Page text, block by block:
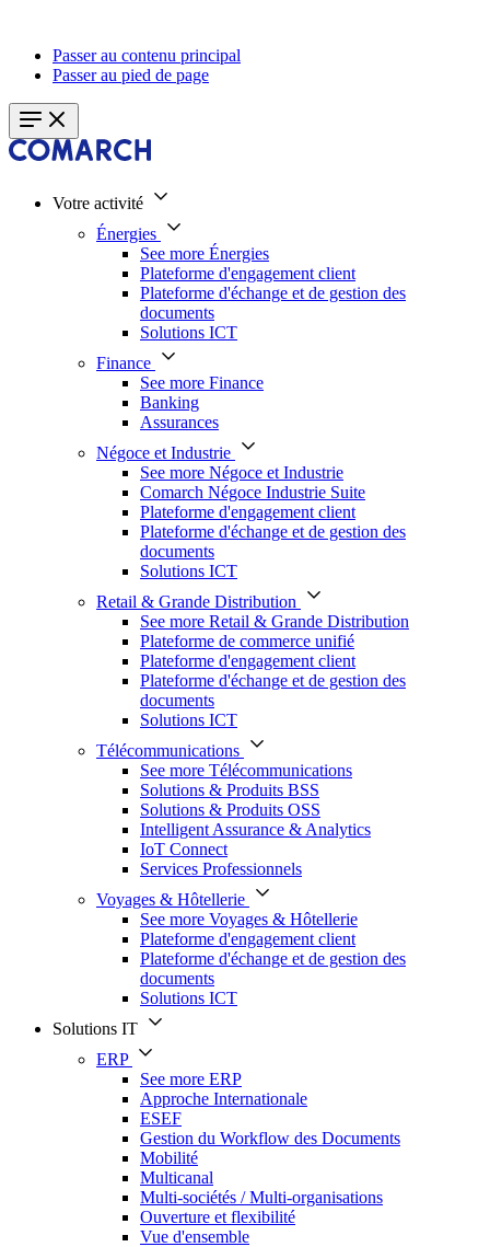
Passer au contenu principal
Passer au pied de page
Votre activité
Énergies
See more Énergies
Plateforme d'engagement client
Plateforme d'échange et de gestion des
documents
Solutions ICT
Finance
See more Finance
Banking
Assurances
Négoce et Industrie
See more Négoce et Industrie
Comarch Négoce Industrie Suite
Plateforme d'engagement client
Plateforme d'échange et de gestion des
documents
Solutions ICT
Retail & Grande Distribution
See more Retail & Grande Distribution
Plateforme de commerce unifié
Plateforme d'engagement client
Plateforme d'échange et de gestion des
documents
Solutions ICT
Télécommunications
See more Télécommunications
Solutions & Produits BSS
Solutions & Produits OSS
Intelligent Assurance & Analytics
IoT Connect
Services Professionnels
Voyages & Hôtellerie
See more Voyages & Hôtellerie
Plateforme d'engagement client
Plateforme d'échange et de gestion des
documents
Solutions ICT
Solutions IT
ERP
See more ERP
Approche Internationale
ESEF
Gestion du Workflow des Documents
Mobilité
Multicanal
Multi-sociétés / Multi-organisations
Ouverture et flexibilité
Vue d'ensemble